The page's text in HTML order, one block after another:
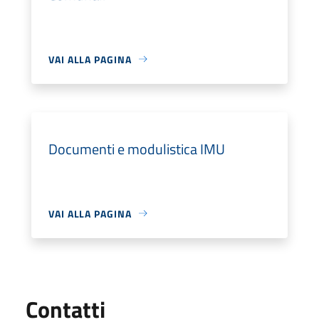
VAI ALLA PAGINA
Documenti e modulistica IMU
VAI ALLA PAGINA
Contatti